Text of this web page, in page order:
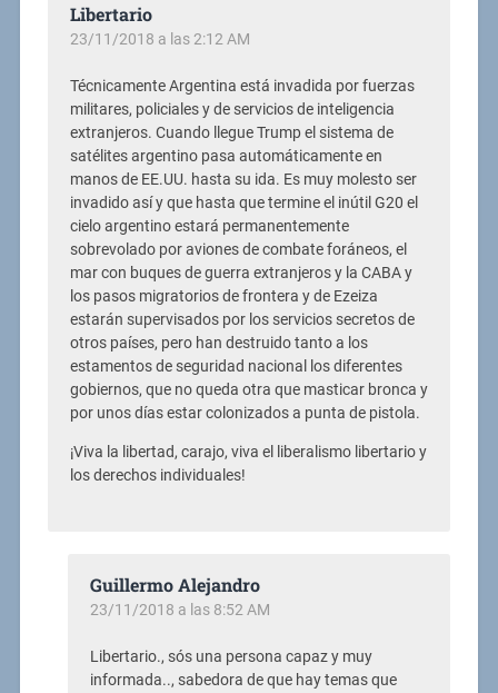
Libertario
23/11/2018 a las 2:12 AM
Técnicamente Argentina está invadida por fuerzas
militares, policiales y de servicios de inteligencia
extranjeros. Cuando llegue Trump el sistema de
satélites argentino pasa automáticamente en
manos de EE.UU. hasta su ida. Es muy molesto ser
invadido así y que hasta que termine el inútil G20 el
cielo argentino estará permanentemente
sobrevolado por aviones de combate foráneos, el
mar con buques de guerra extranjeros y la CABA y
los pasos migratorios de frontera y de Ezeiza
estarán supervisados por los servicios secretos de
otros países, pero han destruido tanto a los
estamentos de seguridad nacional los diferentes
gobiernos, que no queda otra que masticar bronca y
por unos días estar colonizados a punta de pistola.
¡Viva la libertad, carajo, viva el liberalismo libertario y
los derechos individuales!
Guillermo Alejandro
23/11/2018 a las 8:52 AM
Libertario., sós una persona capaz y muy
informada.., sabedora de que hay temas que